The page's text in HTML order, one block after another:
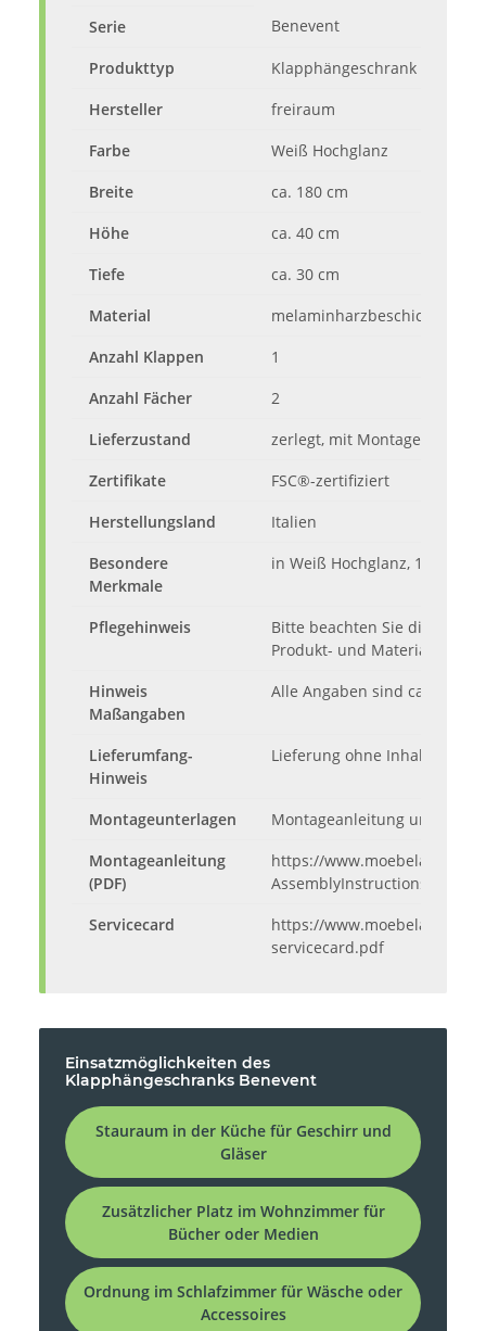
Serie Benevent
Produkttyp
Klapphängeschrank /
Hersteller
freiraum
Farbe
Weiß Hochglanz
Breite
ca. 180 cm
Höhe
ca. 40 cm
Tiefe
ca. 30 cm
Material
melaminharzbeschichtete
Anzahl Klappen
1
Anzahl Fächer
2
Lieferzustand
zerlegt, mit
Zertifikate
FSC®-zertifiziert
Herstellungsland
Italien
Besondere
Merkmale
in Weiß Hochglanz, 180 x 40
Pflegehinweis
Bitte beachten Sie die
Produkt- und Materialpass.
Hinweis
Maßangaben
Alle Angaben sind ca.-Maße.
Lieferumfang-
Hinweis
Lieferung ohne Inhalt und
Montageunterlagen
Montageanleitung und
Montageanleitung
(PDF)
https://
AssemblyInstructions.pdf
Servicecard
https://
servicecard.pdf
Einsatzmöglichkeiten des
Klapphängeschranks Benevent
Stauraum in der Küche für Geschirr und
Gläser
Zusätzlicher Platz im Wohnzimmer für
Bücher oder Medien
Ordnung im Schlafzimmer für Wäsche oder
Accessoires